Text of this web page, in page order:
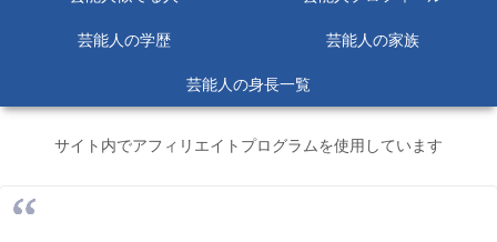
芸能人の学歴 芸能人の家族
芸能人の身長一覧
サイト内でアフィリエイトプログラムを使用しています